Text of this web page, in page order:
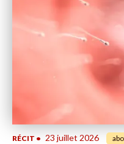
RÉCIT • 23 juillet 2026